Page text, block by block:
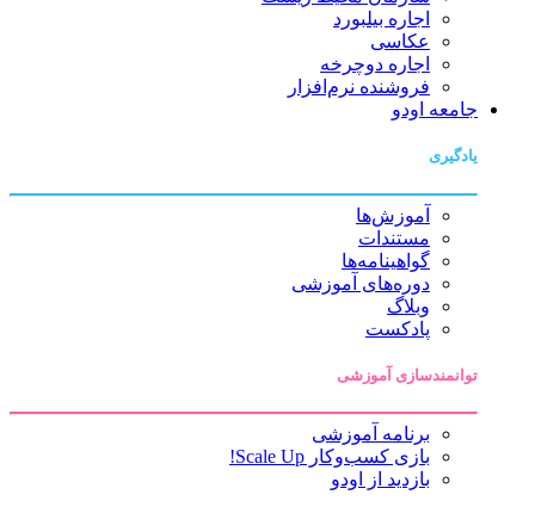
اجاره بیلبورد
عکاسی
اجاره دوچرخه
فروشنده نرم‌افزار
جامعه اودو
یادگیری
آموزش‌ها
مستندات
گواهینامه‌ها
دوره‌های آموزشی
وبلاگ
پادکست
توانمندسازی آموزشی
برنامه آموزشی
بازی کسب‌وکار Scale Up!
بازدید از اودو